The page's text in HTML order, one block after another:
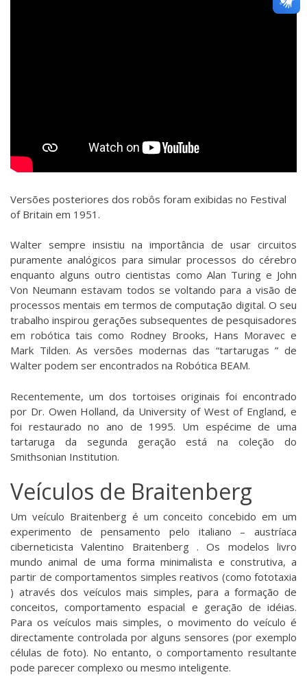
Versões posteriores dos robôs foram exibidas no Festival
of Britain em 1951.
Walter sempre insistiu na importância de usar circuitos
puramente analógicos para simular processos do cérebro
enquanto alguns outro cientistas como Alan Turing e John
Von Neumann estavam todos se voltando para a visão de
processos mentais em termos de computação digital. O seu
trabalho inspirou gerações subsequentes de pesquisadores
em robótica tais como Rodney Brooks, Hans Moravec e
Mark Tilden. As versões modernas das “tartarugas ” de
Walter podem ser encontrados na Robótica BEAM.
Recentemente, um dos tortoises originais foi encontrado
por Dr. Owen Holland, da University of West of England, e
foi restaurado no ano de 1995. Um espécime de uma
tartaruga da segunda geração está na coleção do
Smithsonian Institution.
Veículos de Braitenberg
Um veículo Braitenberg é um conceito concebido em um
experimento de pensamento pelo italiano – austríaca
ciberneticistaValentino Braitenberg. Os modelos livro
mundo animal de uma forma minimalista e construtiva, a
partir de comportamentos simples reativos (como fototaxia
) através dos veículos mais simples, para a formação de
conceitos, comportamento espacial e geração de idéias.
Para os veículos mais simples, o movimento do veículo é
directamente controlada por alguns sensores (por exemplo
células de foto). No entanto, o comportamento resultante
pode parecer complexo ou mesmo inteligente.